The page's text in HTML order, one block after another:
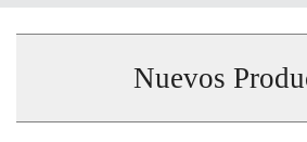
Nuevos